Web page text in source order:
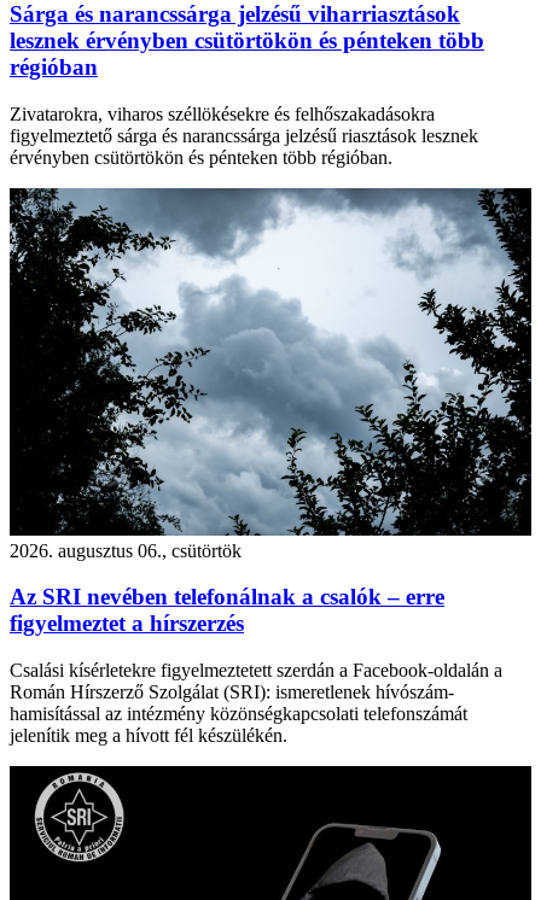
Sárga és narancssárga jelzésű viharriasztások
lesznek érvényben csütörtökön és pénteken több
régióban
Zivatarokra, viharos széllökésekre és felhőszakadásokra
figyelmeztető sárga és narancssárga jelzésű riasztások lesznek
érvényben csütörtökön és pénteken több régióban.
2026. augusztus 06., csütörtök
Az SRI nevében telefonálnak a csalók – erre
figyelmeztet a hírszerzés
Csalási kísérletekre figyelmeztetett szerdán a Facebook-oldalán a
Román Hírszerző Szolgálat (SRI): ismeretlenek hívószám-
hamisítással az intézmény közönségkapcsolati telefonszámát
jelenítik meg a hívott fél készülékén.